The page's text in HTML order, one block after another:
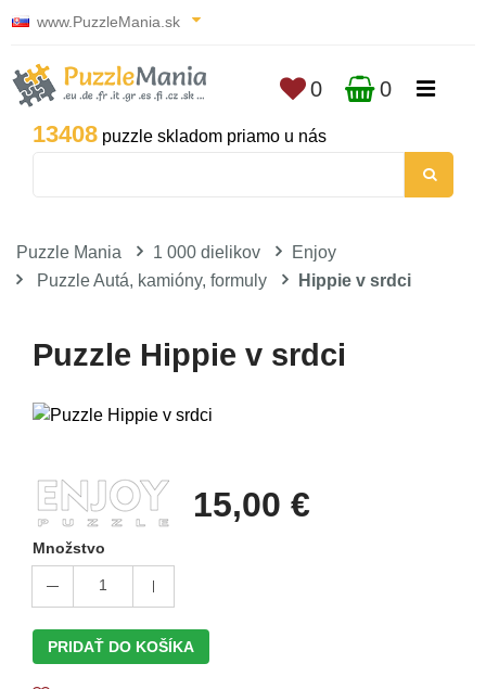
www.PuzzleMania.sk
13408 puzzle skladom priamo u nás
0 0
Puzzle Mania 1 000 dielikov
Enjoy
Puzzle Autá, kamióny, formuly
Hippie v srdci
Puzzle Hippie v srdci
15,00 €
Množstvo
1
PRIDAŤ DO KOŠÍKA